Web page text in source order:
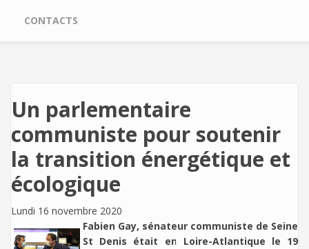
CONTACTS
Un parlementaire
communiste pour soutenir
la transition énergétique et
écologique
Lundi 16 novembre 2020
Fabien Gay, sénateur communiste de Seine
St Denis était en Loire-Atlantique le 19